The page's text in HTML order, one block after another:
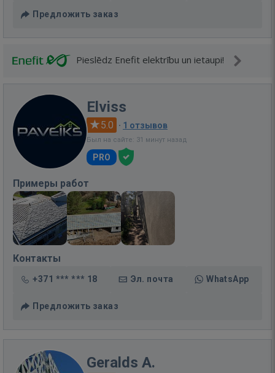
Предложить заказ
Pieslēdz Enefit elektrību un ietaupi!
Elviss
5.0 · 1 отзывов
Был на сайте: 31 минут назад
PRO
Примеры работ
Контакты
+371 *** *** 18 Эл. почта WhatsApp
Предложить заказ
Geralds A.